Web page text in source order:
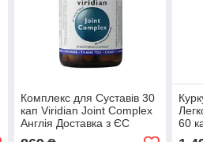
Комплекс для Суставів 30
кап Viridian Joint Complex
Англія Доставка з ЄС
60